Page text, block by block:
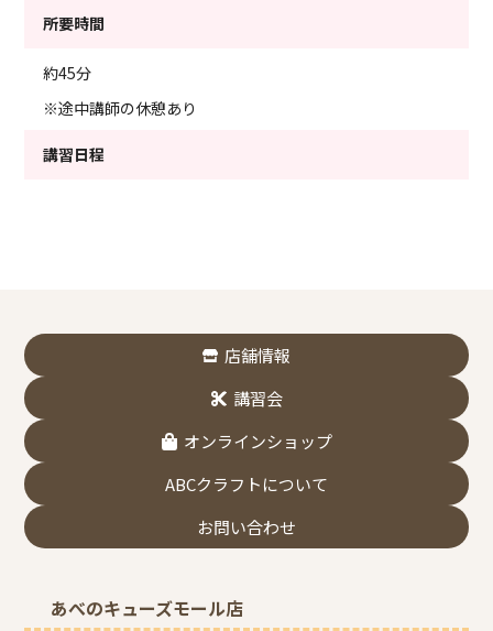
所要時間
約45分
※途中講師の休憩あり
講習日程
店舗情報
講習会
オンラインショップ
ABCクラフトについて
お問い合わせ
あべのキューズモール店